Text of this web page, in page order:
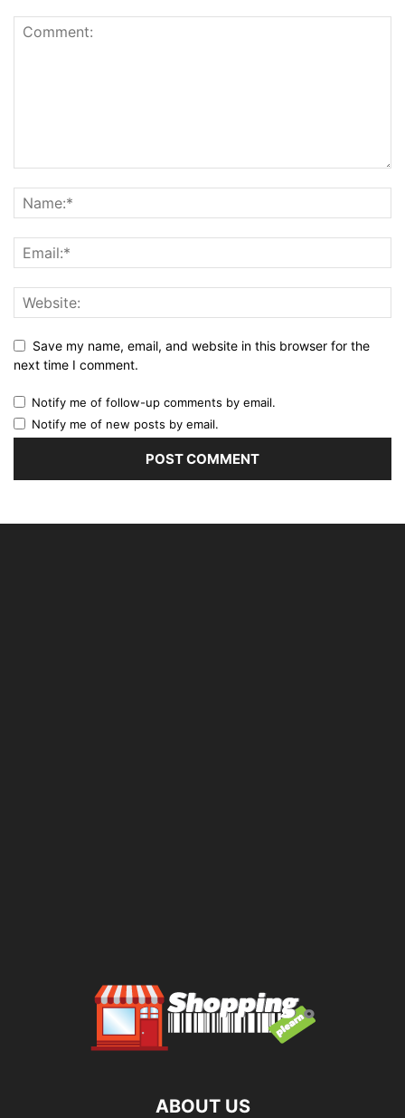
Save my name, email, and website in this browser for the
next time I comment.
Notify me of follow-up comments by email.
Notify me of new posts by email.
ABOUT US